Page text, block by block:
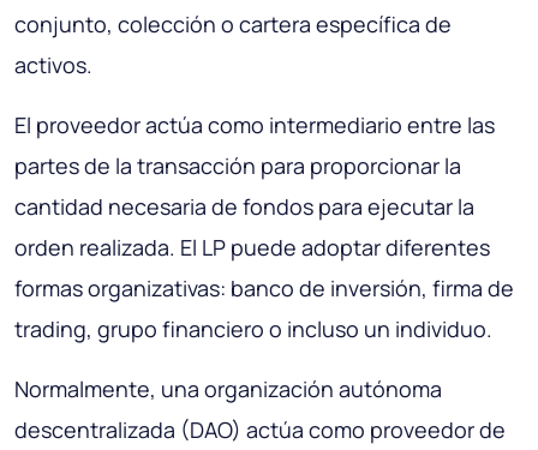
conjunto, colección o cartera específica de
activos.
El proveedor actúa como intermediario entre las
partes de la transacción para proporcionar la
cantidad necesaria de fondos para ejecutar la
orden realizada. El LP puede adoptar diferentes
formas organizativas: banco de inversión, firma de
trading, grupo financiero o incluso un individuo.
Normalmente, una organización autónoma
descentralizada (DAO) actúa como proveedor de